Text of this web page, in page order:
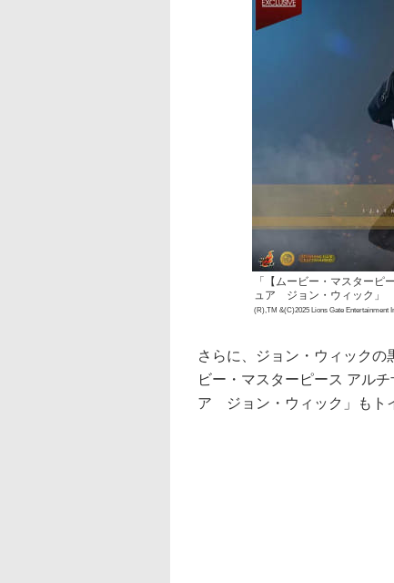
「【ムービー・マスター
ュア ジョン・ウィック」
(R),TM &(C)2025 Lions Gate Entertainment
さらに、ジョン・ウィック
ビー・マスターピース アル
ア ジョン・ウィック」もト